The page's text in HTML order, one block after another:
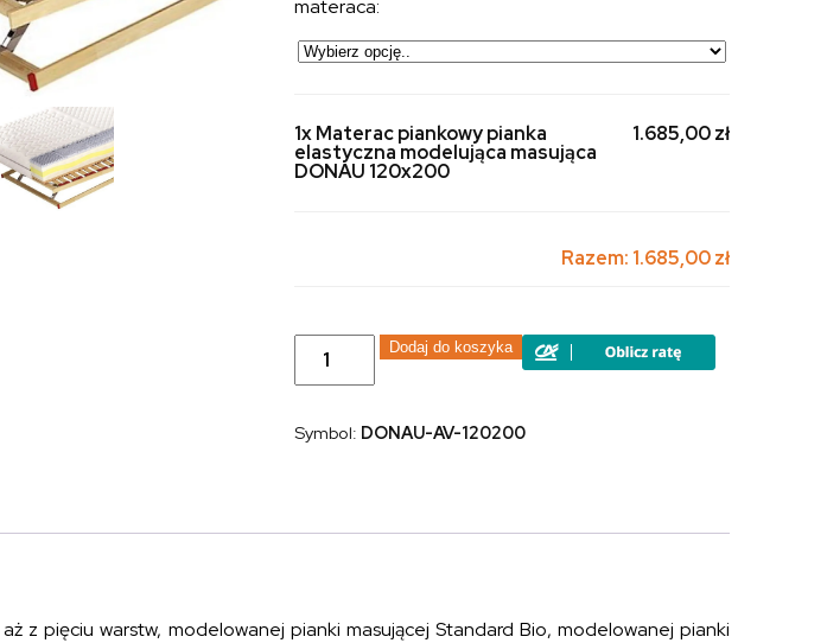
materaca:
1x Materac piankowy pianka
elastyczna modelująca masująca
DONAU 120x200
1.685,00 zł
Razem: 1.685,00 zł
ilość
Materac
piankowy
modelująca
Dodaj do koszyka
Symbol: DONAU-AV-120200
aż z pięciu warstw, modelowanej pianki masującej Standard Bio, modelowanej pianki